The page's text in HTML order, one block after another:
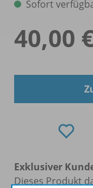
Sofort
40,00
Exklusiver
Dieses Produkt